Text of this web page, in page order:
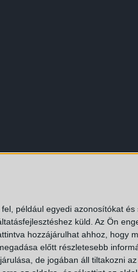
például egyedi azonosítókat és
küld. Az Ön
hozzájárulhat ahhoz, hogy
előtt részletesebb
de jogában áll tiltakozni